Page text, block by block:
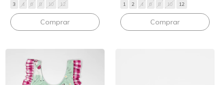
3
4 6 8 10 12
Comprar
1
2 4 6 8 10 12
Comprar